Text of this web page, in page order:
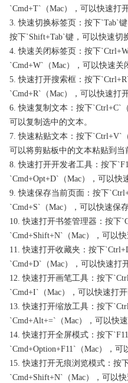
`Cmd+T`（Mac），可以快速打
3. 快速切换标签页：按下`Tab`
按下`Shift+Tab`键，可以快速切
4. 快速关闭标签页：按下
`Cmd+W`（Mac），可以快速关
5. 快速打开搜索框：按下
`Cmd+R`（Mac），可以快速打
6. 快速复制文本：按下`Ctrl+C`
可以复制选中的文本。
7. 快速粘贴文本：按下`Ctrl+V`
可以将剪贴板中的文本粘贴到当
8. 快速打开开发者工具：按下
`Cmd+Opt+D`（Mac），可以快
9. 快速保存当前页面：按下
`Cmd+S`（Mac），可以快速保
10. 快速打开书签管理器：按下
`Cmd+Shift+N`（Mac），可以
11. 快速打开收藏夹：按下
`Cmd+D`（Mac），可以快速打
12. 快速打开画笔工具：按下
`Cmd+I`（Mac），可以快速打开
13. 快速打开缩放工具：按下
`Cmd+Alt+=`（Mac），可以快
14. 快速打开全屏模式：按下
`Cmd+Option+F11`（Mac），可
15. 快速打开无痕浏览模式：按
`Cmd+Shift+N`（Mac），可以